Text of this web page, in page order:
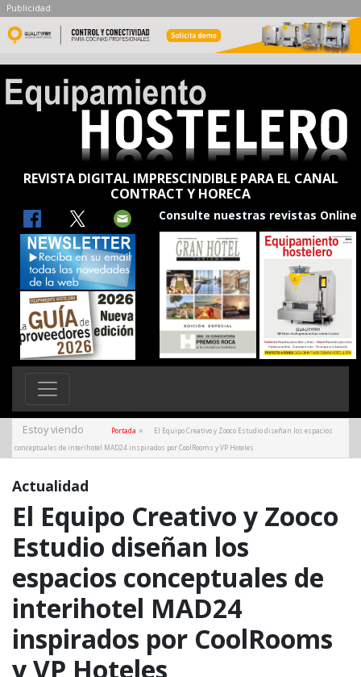
Publicidad
REVISTA DIGITAL IMPRESCINDIBLE PARA EL CANAL
CONTRACT Y HORECA
Consulte nuestras revistas Online
Estoy viendo Portada »
El Equipo Creativo y Zooco Estudio diseñan los espacios
conceptuales de interihotel MAD24 inspirados por CoolRooms y VP Hoteles
Actualidad
El Equipo Creativo y Zooco
Estudio diseñan los
espacios conceptuales de
interihotel MAD24
inspirados por CoolRooms
y VP Hoteles